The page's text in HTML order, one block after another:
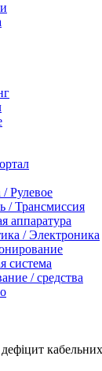
Рулевое
/ Трансмиссия
аппаратура
/ Электроника
система
/ средства